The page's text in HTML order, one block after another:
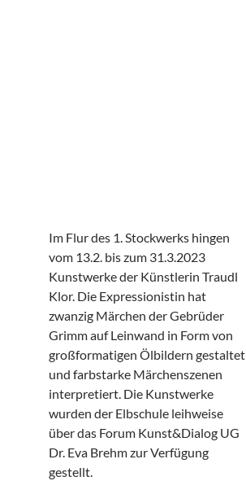
Im Flur des 1. Stockwerks hingen
vom 13.2. bis zum 31.3.2023
Kunstwerke der Künstlerin Traudl
Klor. Die Expressionistin hat
zwanzig Märchen der Gebrüder
Grimm auf Leinwand in Form von
großformatigen Ölbildern gestaltet
und farbstarke Märchenszenen
interpretiert. Die Kunstwerke
wurden der Elbschule leihweise
über das Forum Kunst&Dialog UG
Dr. Eva Brehm zur Verfügung
gestellt.